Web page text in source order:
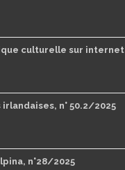
culturelle sur internet
irlandaises, n° 50.2/2025
n°28/2025